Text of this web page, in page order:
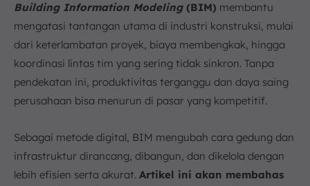
a. 3D (Model Visual Geometri)
b. 4D (Integrasi Jadwal dan Waktu Proyek)
c. 5D (Integrasi Kuantitas dan Estimasi Biaya)
d. 6D (Keberlanjutan dan Analisis Energi)
e. 7D (Manajemen Fasilitas dan Operasional Aset)
6. Penerapan BIM di Berbagai Sektor Konstruksi
b. Teknik Sipil dan Struktural
d. Mekanikal, Elektrikal & Plumbing (MEP)
Building Information Modeling(BIM) membantu
mengatasi tantangan utama di industri konstruksi, mulai
dari keterlambatan proyek, biaya membengkak, hingga
koordinasi lintas tim yang sering tidak sinkron. Tanpa
pendekatan ini, produktivitas terganggu dan daya saing
perusahaan bisa menurun di pasar yang kompetitif.
Sebagai metode digital, BIM mengubah cara gedung dan
infrastruktur dirancang, dibangun, dan dikelola dengan
lebih efisien serta akurat. Artikel ini akan membahas